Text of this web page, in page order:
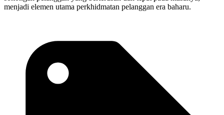
menjadi elemen utama perkhidmatan pelanggan era baharu.